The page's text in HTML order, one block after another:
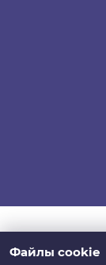
Файлы cookie